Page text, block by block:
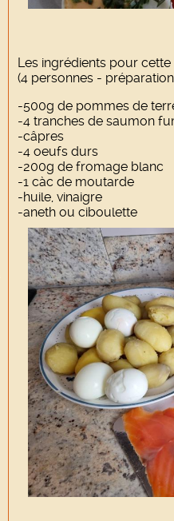
Les ingrédients pour cette
(4 personnes -
-500g de pommes de
-4 tranches de saumon
-câpres
-4 oeufs durs
-200g de fromage blanc
-1 càc de moutarde
-huile, vinaigre
-aneth ou ciboulette